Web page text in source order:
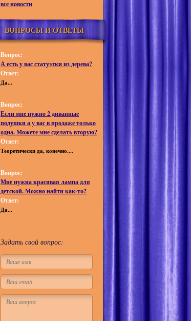
все новости
ВОПРОСЫ И ОТВЕТЫ
Вопрос:
А есть у вас статуэтки из дерева?
Ответ:
Да...
Вопрос:
Если мне нужно 2 диванные
подушки а у вас в продаже только
одна. Можете мне сделать вторую?
Ответ:
Теоретически да, конечно....
Вопрос:
Мне нужна красивая лампа для
детской. Можно найти как-то?
Ответ:
Да...
Задать свой вопрос: